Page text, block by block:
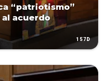
“patriotismo”
acuerdo
157D